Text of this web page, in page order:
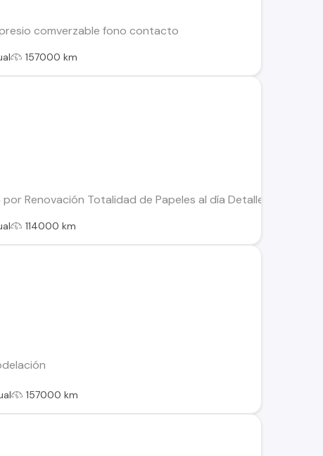
comverzable fono contacto
157000 km
por Renovación Totalidad de Papeles al día Detalles
114000 km
157000 km